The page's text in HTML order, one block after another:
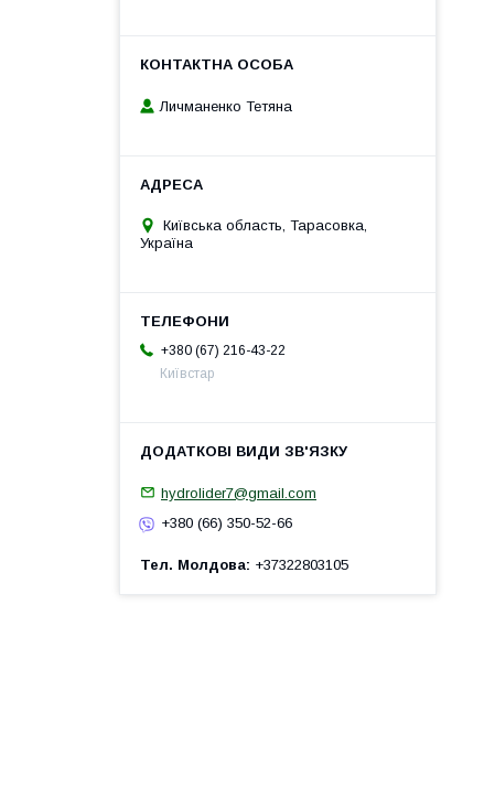
Личманенко Тетяна
Київська область, Тарасовка,
Україна
+380 (67) 216-43-22
Київстар
hydrolider7@gmail.com
+380 (66) 350-52-66
Тел. Молдова +37322803105